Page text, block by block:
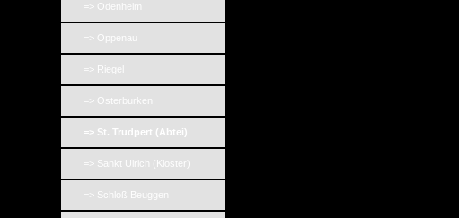
=> Odenheim
=> Oppenau
=> Riegel
=> Osterburken
=> St. Trudpert (Abtei)
=> Sankt Ulrich (Kloster)
=> Schloß Beuggen